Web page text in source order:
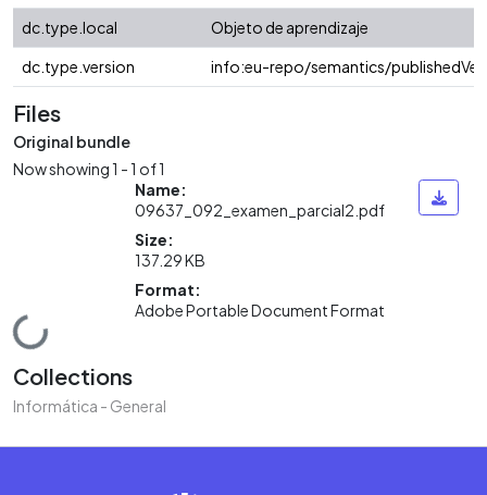
dc.type.local
Objeto de aprendizaje
dc.type.version
info:eu-repo/semantics/
Files
Original bundle
Now showing1 - 1 of 1
Loading...
Name:
09637_092_examen_parcial2.pdf
Size:
137.29 KB
Format:
Adobe Portable Document Format
Collections
Informática - General